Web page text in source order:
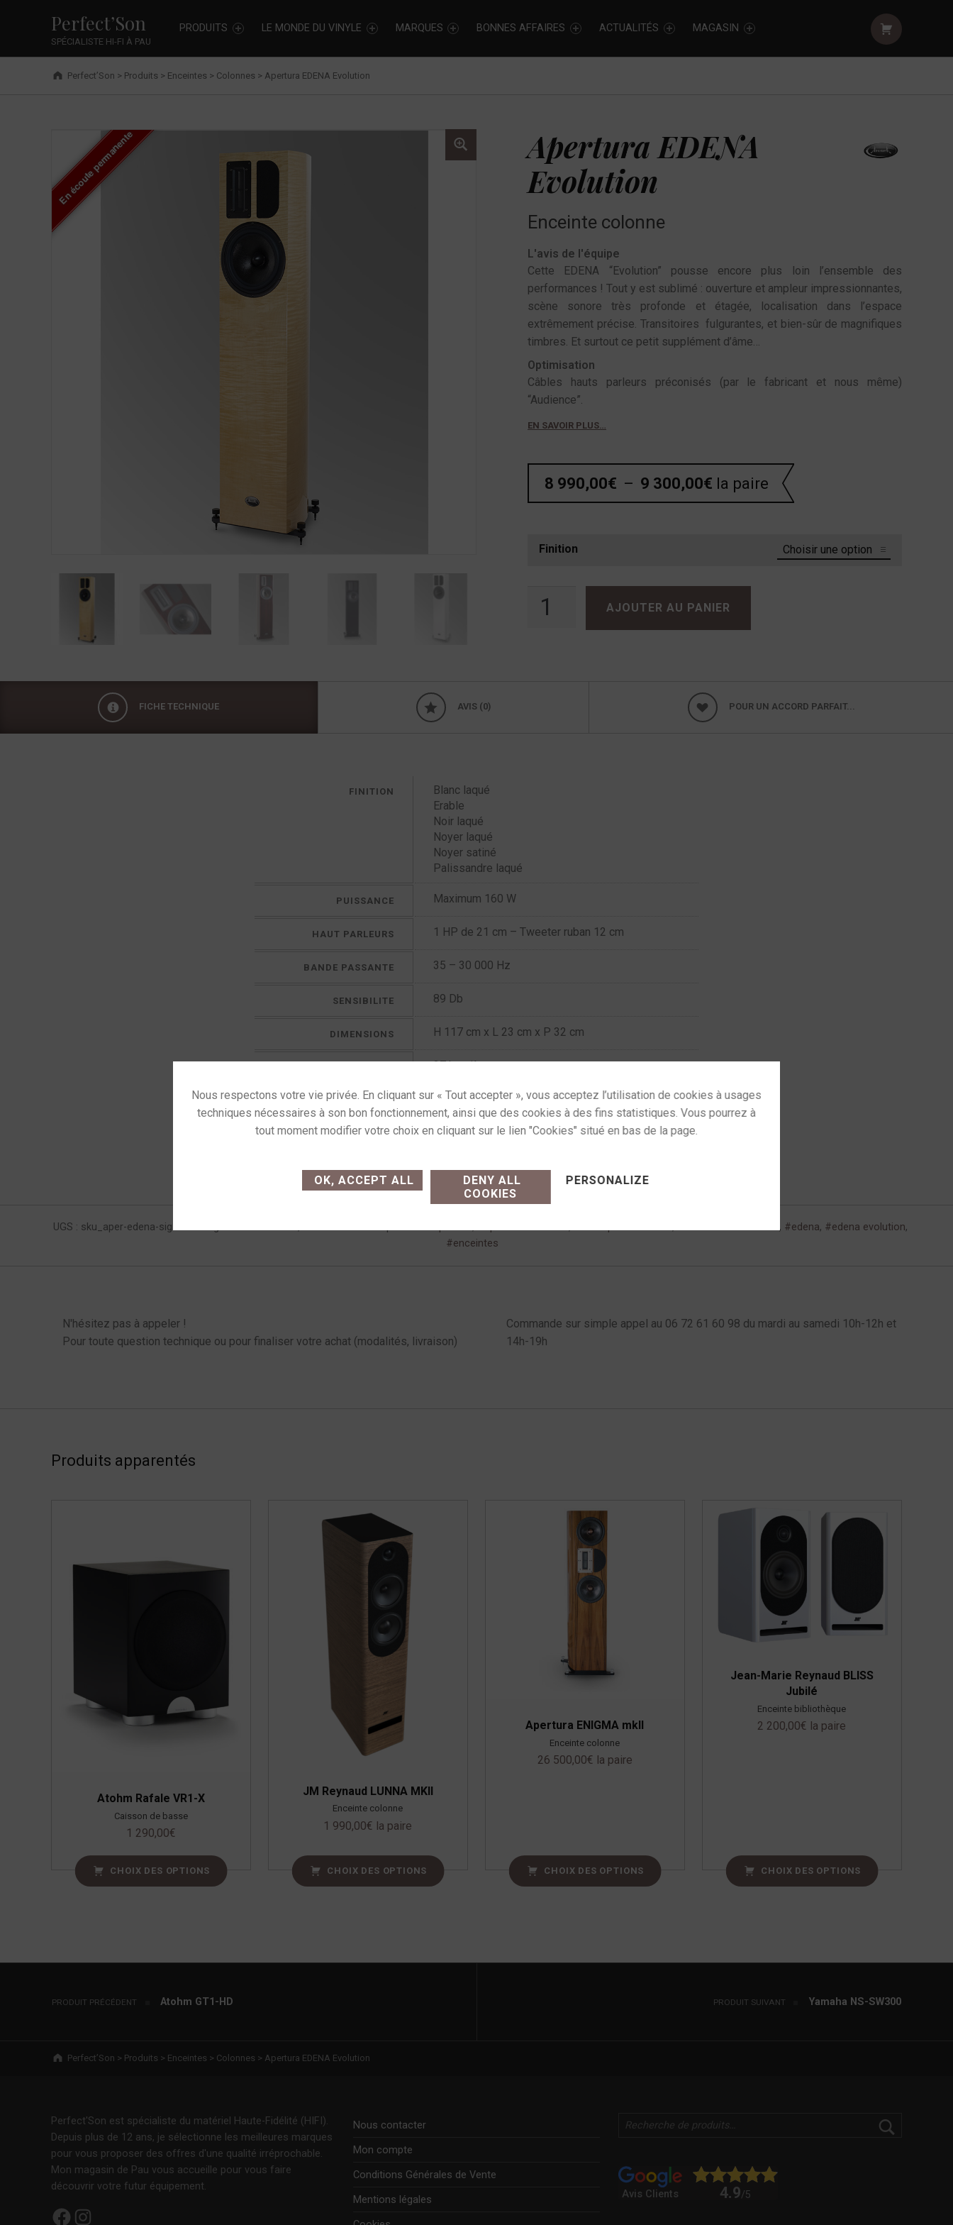
Apertura EDENA Evolution - Perfect’Son
Perfect’Son
SPÉCIALISTE HI-FI À PAU
PRODUITS LE MONDE DU VINYLE MARQUES BONNES AFFAIRES ACTUALITÉS MAGASIN
Breadcrumbs navigation
Perfect’Son > Produits > Enceintes > Colonnes > Apertura EDENA Evolution
En écoute permanente
Apertura EDENA
Evolution
Enceinte colonne
L'avis de l'équipe
Cette EDENA “Evolution” pousse encore plus loin l’ensemble des
performances ! Tout y est sublimé : ouverture et ampleur impressionnantes,
scène sonore très profonde et étagée, localisation dans l’espace
extrêmement précise. Transitoires fulgurantes, et bien-sûr de magnifiques
timbres. Et surtout ce petit supplément d’âme…
Optimisation
Câbles hauts parleurs préconisés (par le fabricant et nous même)
“Audience”.
EN SAVOIR PLUS…
8 990,00€ – 9 300,00€ la paire
Finition
AJOUTER AU PANIER
FICHE TECHNIQUE AVIS (0) POUR UN ACCORD PARFAIT...
FINITION
Blanc laqué
Erable
Noir laqué
Noyer laqué
Noyer satiné
Palissandre laqué
PUISSANCE Maximum 160 W
HAUT PARLEURS 1 HP de 21 cm – Tweeter ruban 12 cm
BANDE PASSANTE 35 – 30 000 Hz
SENSIBILITE 89 Db
DIMENSIONS H 117 cm x L 23 cm x P 32 cm
37 kg pièce
GARANTIE
2 ans
5 ans si enregistrement produit
UGS : sku_aper-edena-sig Catégories :Colonnes,Enceintes Étiquettes : apertura, apertura evolution, avis apertura edena, avis edena evolution, edena, edena evolution,
enceintes
N'hésitez pas à appeler !
Pour toute question technique ou pour finaliser votre achat (modalités, livraison)
Commande sur simple appel au 06 72 61 60 98 du mardi au samedi 10h-12h et
14h-19h
Produits apparentés
Atohm Rafale VR1-X
Caisson de basse
1 290,00€
CHOIX DES OPTIONS
JM Reynaud LUNNA MKII
Enceinte colonne
1 990,00€ la paire
CHOIX DES OPTIONS
Apertura ENIGMA mkII
Enceinte colonne
26 500,00€ la paire
CHOIX DES OPTIONS
Jean-Marie Reynaud BLISS
Jubilé
Enceinte bibliothèque
2 200,00€ la paire
CHOIX DES OPTIONS
Navigation de l’article
PRODUIT PRÉCÉDENT Atohm GT1-HD PRODUIT SUIVANT Yamaha NS-SW300
Breadcrumbs navigation
Perfect’Son > Produits > Enceintes > Colonnes > Apertura EDENA Evolution
Perfect'Son est spécialiste du matériel Haute-Fidélité (HIFI).
Depuis plus de 12 ans, je sélectionne les meilleures marques
pour vous proposer des offres d'une qualité irréprochable.
Mon magasin de Pau vous accueille pour vous faire
découvrir votre futur équipement.
Nous contacter
Mon compte
Conditions Générales de Vente
Mentions légales Avis Clients 4.9/5
OK, ACCEPT ALL
DENY ALL
COOKIES
PERSONALIZE